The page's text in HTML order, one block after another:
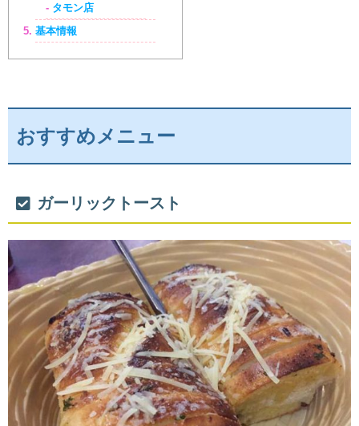
タモン店
基本情報
おすすめメニュー
ガーリックトースト